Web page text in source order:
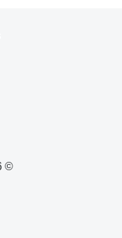
© 2026 Linemedia